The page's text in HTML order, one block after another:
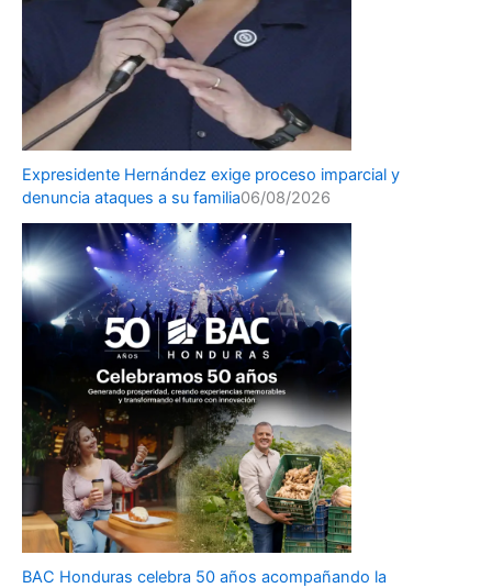
Expresidente Hernández exige proceso imparcial y
denuncia ataques a su familia06/08/2026
BAC Honduras celebra 50 años acompañando la